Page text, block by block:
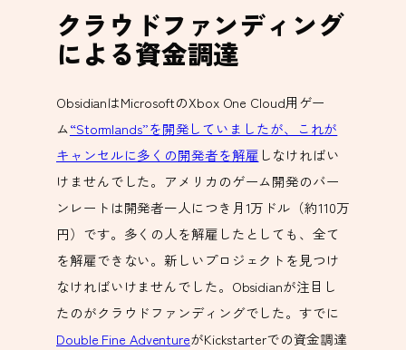
クラウドファンディング
による資金調達
ObsidianはMicrosoftのXbox One Cloud用ゲー
ム“Stormlands”を開発していましたが、これが
キャンセルに多くの開発者を解雇 しなければい
けませんでした。アメリカのゲーム開発のバー
ンレートは開発者一人につき月1万ドル（約110万
円）です。多くの人を解雇したとしても、全て
を解雇できない。新しいプロジェクトを見つけ
なければいけませんでした。Obsidianが注目し
たのがクラウドファンディングでした。すでに
Double Fine AdventureがKickstarterでの資金調達